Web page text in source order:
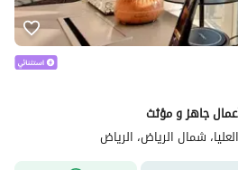
جاهز و مؤثث
شمال الرياض، الرياض